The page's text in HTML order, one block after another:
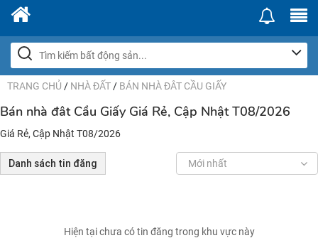
TRANG CHỦ / NHÀ ĐẤT / BÁN NHÀ ĐÂT CẦU GIẤY
Bán nhà đât Cầu Giấy Giá Rẻ, Cập Nhật T08/2026
Giá Rẻ, Cập Nhật T08/2026
Danh sách tin đăng Mới nhất
Hiện tại chưa có tin đăng trong khu vực này